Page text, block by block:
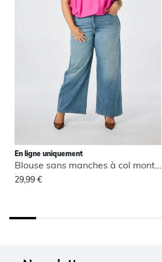
En ligne uniquement
Blouse sans manches à col montant
29,99 €